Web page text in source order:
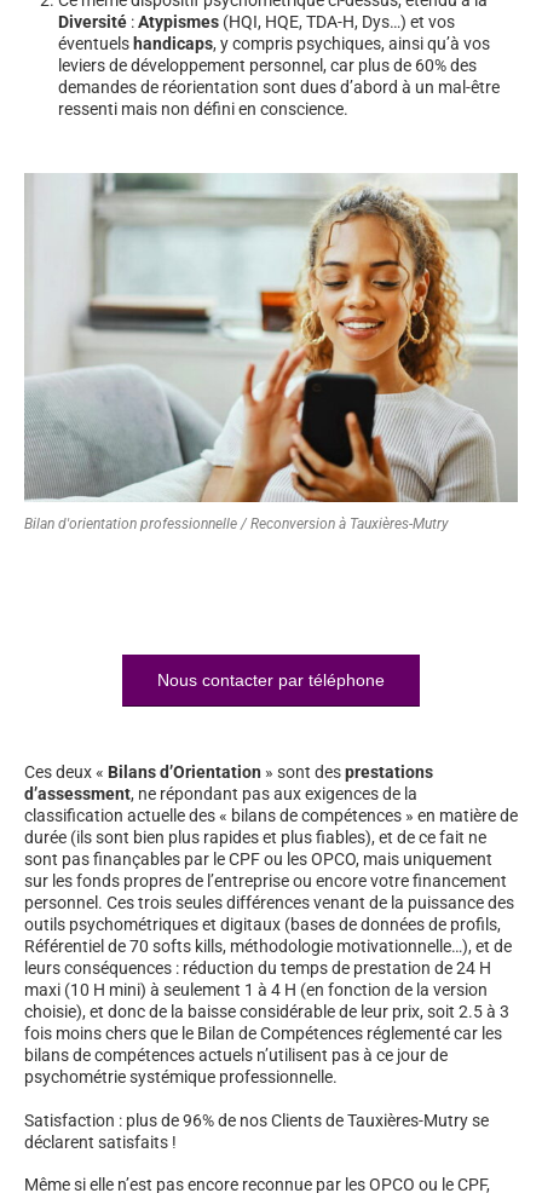
Diversité :Atypismes (HQI, HQE, TDA-H, Dys…) et vos
éventuels handicaps, y compris psychiques, ainsi qu’à vos
leviers de développement personnel, car plus de 60% des
demandes de réorientation sont dues d’abord à un mal-être
ressenti mais non défini en conscience.
Bilan d'orientation professionnelle / Reconversion à Tauxières-Mutry
Nous contacter par téléphone
Ces deux « Bilans d’Orientation » sont desprestations
d’assessment, ne répondant pas aux exigences de la
classification actuelle des « bilans de compétences » en matière de
durée (ils sont bien plus rapides et plus fiables), et de ce fait ne
sont pas finançables par le CPF ou les OPCO, mais uniquement
sur les fonds propres de l’entreprise ou encore votre financement
personnel. Ces trois seules différences venant de la puissance des
outils psychométriques et digitaux (bases de données de profils,
Référentiel de 70 softs kills, méthodologie motivationnelle…), et de
leurs conséquences : réduction du temps de prestation de 24 H
maxi (10 H mini) à seulement 1 à 4 H (en fonction de la version
choisie), et donc de la baisse considérable de leur prix, soit 2.5 à 3
fois moins chers que le Bilan de Compétences réglementé car les
bilans de compétences actuels n’utilisent pas à ce jour de
psychométrie systémique professionnelle.
Satisfaction : plus de 96% de nos Clients de Tauxières-Mutry se
déclarent satisfaits !
Même si elle n’est pas encore reconnue par les OPCO ou le CPF,